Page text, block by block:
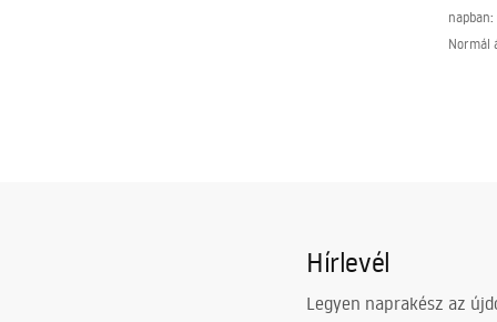
napban:
Normál
Hírlevél
Legyen naprakész az